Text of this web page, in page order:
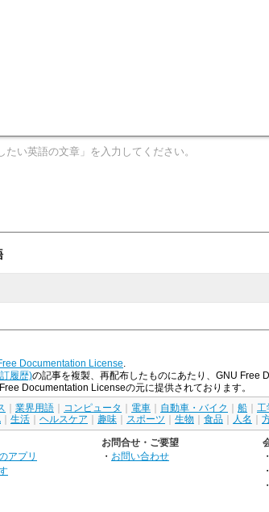
Documentation License.
履歴)の記事を複製、再配布したものにあたり、GNU Free
Documentation Licenseの元に提供されております。
業界用語 コンピュータ 電車 自動車・バイク 船 工
生活 ヘルスケア 趣味 スポーツ 生物 食品 人名
アプリ
お問合せ・ご要望
・ お問い合わせ
・
・
・